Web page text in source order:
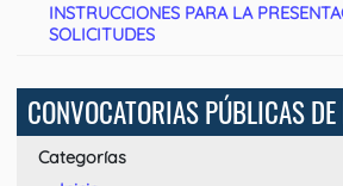
INSTRUCCIONES PARA LA
SOLICITUDES
CONVOCATORIAS PÚBLICAS DE
Categorías